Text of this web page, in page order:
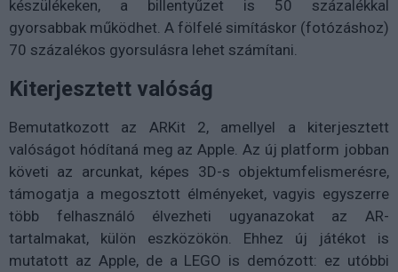
készülékeken, a billentyűzet is 50 százalékkal
gyorsabbak működhet. A fölfelé simításkor (fotózáshoz)
70 százalékos gyorsulásra lehet számítani.
Kiterjesztett valóság
Bemutatkozott az ARKit 2, amellyel a kiterjesztett
valóságot hódítaná meg az Apple. Az új platform jobban
követi az arcunkat, képes 3D-s objektumfelismerésre,
támogatja a megosztott élményeket, vagyis egyszerre
több felhasználó élvezheti ugyanazokat az AR-
tartalmakat, külön eszközökön. Ehhez új játékot is
mutatott az Apple, de a LEGO is demózott: ez utóbbi